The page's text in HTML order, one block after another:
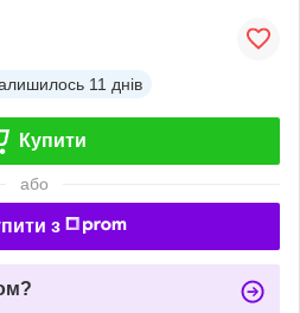
11 днів
Купити
або
з